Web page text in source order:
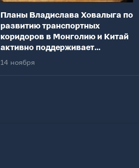
Планы Владислава Ховалыга по
развитию транспортных
коридоров в Монголию и Китай
активно поддерживает
федеральный центр
14 ноября